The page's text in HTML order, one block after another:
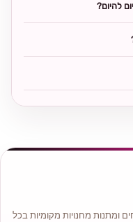
להיום?
ומתנות מחנויות מקומיות בכל